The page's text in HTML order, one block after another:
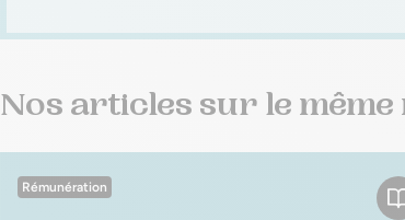
Nos articles sur le même
Rémunération